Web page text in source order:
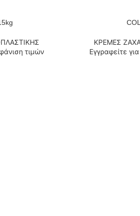
τιμών
ΔΙΑΒΆΣΤΕ
ΚΡΕΜΕΣ
Εγγραφείτε